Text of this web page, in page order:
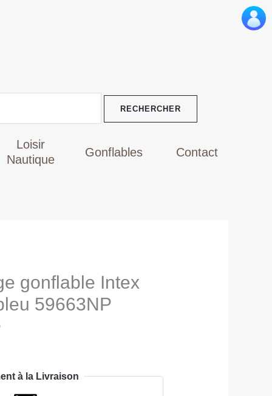
Loisir
Nautique
Gonflables Contact
gonflable Intex
59663NP
à la Livraison